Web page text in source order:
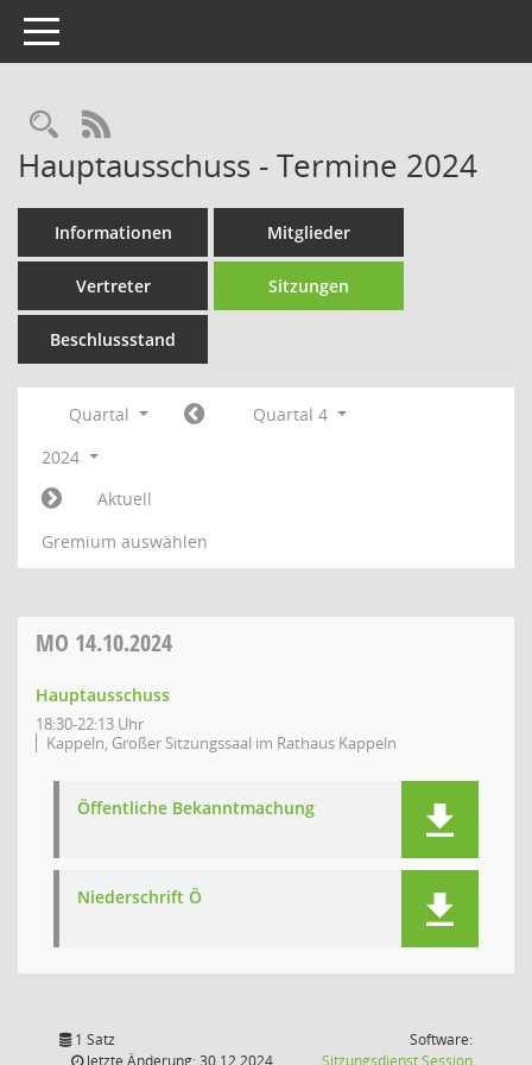
Toggle navigation
Rechercheauswahl
RSS-Feed
Hauptausschuss - Termine 2024
Informationen Mitglieder
Vertreter Sitzungen
Beschlussstand
Quartal
Quartal 4
2024
Aktuell
Gremium auswählen
MO 14.10.2024
Hauptausschuss
18:30-22:13 Uhr
Kappeln, Großer Sitzungssaal im Rathaus Kappeln
Öffentliche Bekanntmachung
Niederschrift Ö
1 Satz
letzte Änderung: 30.12.2024
Software:
SitzungsdienstSession(Wird in